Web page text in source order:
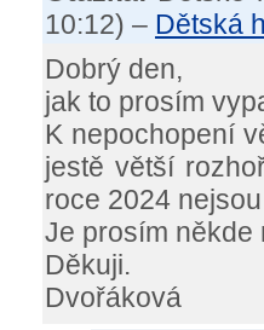
10:12) – Dětská
Dobrý den,
jak to prosím
K nepochopení
jestě větší
roce 2024
Je prosím někde
Děkuji.
Dvořáková